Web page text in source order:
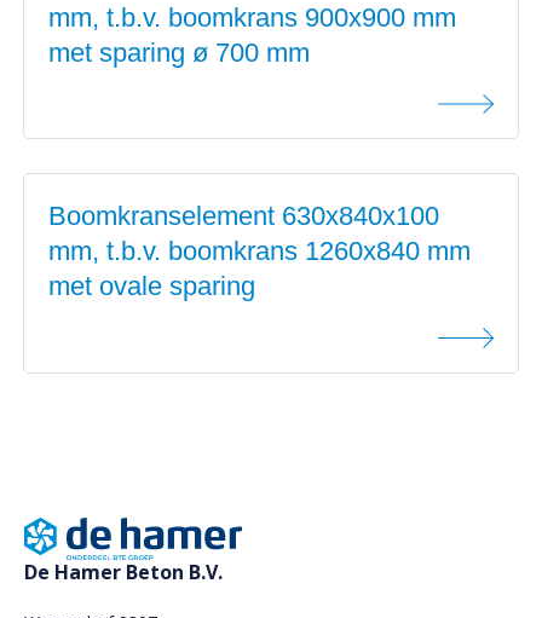
mm, t.b.v. boomkrans 900x900 mm
met sparing ø 700 mm
Boomkranselement 630x840x100
mm, t.b.v. boomkrans 1260x840 mm
met ovale sparing
De Hamer Beton B.V.